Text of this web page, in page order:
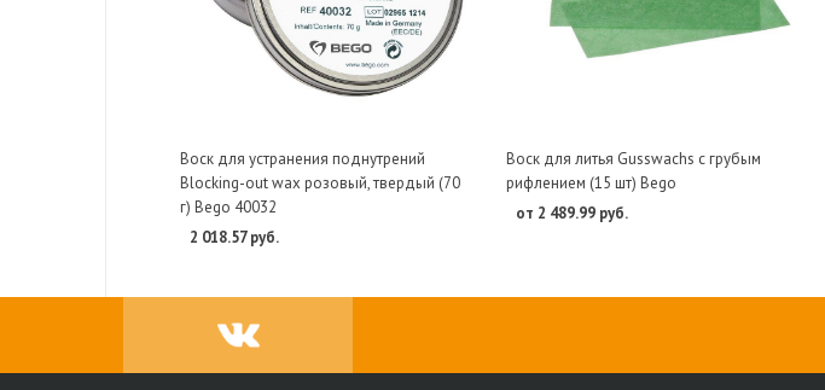
Воск для устранения поднутрений
Blocking-out wax розовый, твердый (70
г) Bego 40032
2 018.57 руб.
Воск для литья Gusswachs с грубым
рифлением (15 шт) Bego
от 2 489.99 руб.